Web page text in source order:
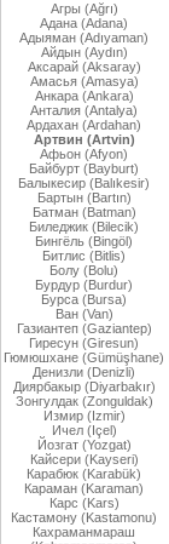
Агры (Ağrı)
Адана (Adana)
Адыяман (Adıyaman)
Айдын (Aydın)
Аксарай (Aksaray)
Амасья (Amasya)
Анкара (Ankara)
Анталия (Antalya)
Ардахан (Ardahan)
Артвин (Artvin)
Афьон (Afyon)
Байбурт (Bayburt)
Балыкесир (Balıkesir)
Бартын (Bartın)
Батман (Batman)
Биледжик (Bilecik)
Бингёль (Bingöl)
Битлис (Bitlis)
Болу (Bolu)
Бурдур (Burdur)
Бурса (Bursa)
Ван (Van)
Газиантеп (Gaziantep)
Гиресун (Giresun)
Гюмюшхане (Gümüşhane)
Денизли (Denizli)
Диярбакыр (Diyarbakır)
Зонгулдак (Zonguldak)
Измир (Izmir)
Ичел (Içel)
Йозгат (Yozgat)
Кайсери (Kayseri)
Карабюк (Karabük)
Караман (Karaman)
Карс (Kars)
Кастамону (Kastamonu)
Кахраманмараш